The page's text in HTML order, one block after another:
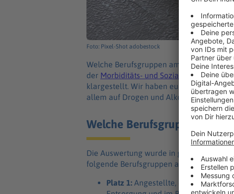
Foto: Pixel-Shot adobestock
Welche Berufsgruppen am meisten von
der Morbiditäts- und Sozialatlas des
klargestellt. Wir haben euch alle
allem auf Drogen und
Welche Berufsgruppen sind
Die Auswertung wurde in ganz
folgende Berufsgruppen am meisten
Platz 1: Angestellte, die im